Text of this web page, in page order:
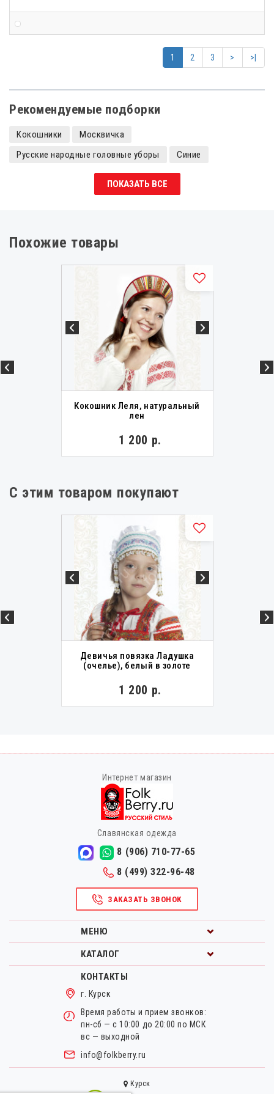
1 2 3 > >|
Рекомендуемые подборки
Кокошники
Москвичка
Русские народные головные уборы
Синие
Кокошники с камнями
Кокошники царевны
Кокошники детские
ПОКАЗАТЬ ВСЕ
Похожие товары
Кокошник Леля, натуральный
лен
1 200 р.
С этим товаром покупают
Девичья повязка Ладушка
(очелье), белый в золоте
1 200 р.
Интернет магазин
Славянская одежда
8 (906) 710-77-65
8 (499) 322-96-48
ЗАКАЗАТЬ ЗВОНОК
МЕНЮ
КАТАЛОГ
КОНТАКТЫ
г. Курск
Время работы и прием звонков:
пн-сб — с 10:00 до 20:00 по МСК
вс — выходной
info@folkberry.ru
Курск